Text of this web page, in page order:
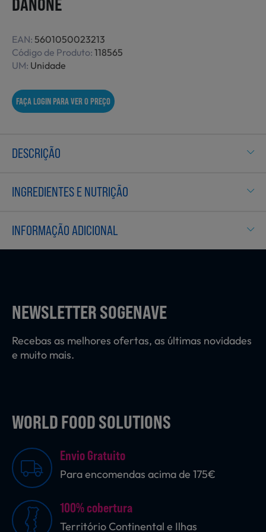
Refeições Prontas
Frutas e Legumes
Mercearia
Nutrição Clínica
Bebidas e Garrafeira
Produtos Vegetarianos
EAN: 5601050023213
Código de Produto: 118565
UM: Unidade
FAÇA LOGIN PARA VER O PREÇO
DESCRIÇÃO
INGREDIENTES E NUTRIÇÃO
INFORMAÇÃO ADICIONAL
NEWSLETTER SOGENAVE
Recebas as melhores ofertas, as últimas novidades
e muito mais.
WORLD FOOD SOLUTIONS
Envio Gratuito
Para encomendas acima de 175€
100% cobertura
Território Continental e Ilhas